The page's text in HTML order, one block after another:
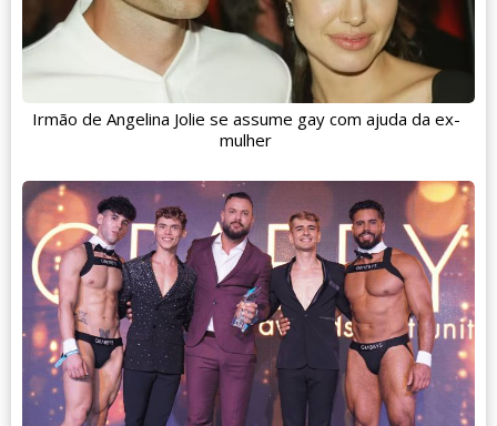
Irmão de Angelina Jolie se assume gay com ajuda da ex-
mulher